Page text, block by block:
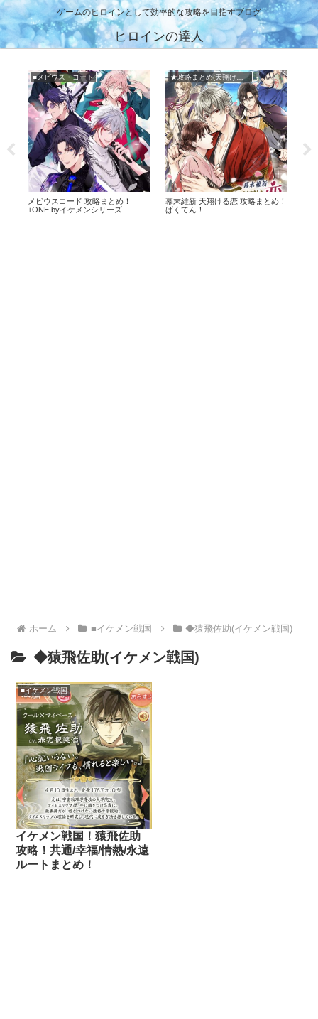
ゲームのヒロインとして効率的な攻略を目指すブログ
ヒロインの達人
■メビウス・コード
メビウスコード 攻略まとめ！
+ONE byイケメンシリーズ
幕末維新 天翔ける恋 攻略まとめ！
ばくてん！
ホーム ■イケメン戦国 ◆猿飛佐助(イケメン戦国)
◆猿飛佐助(イケメン戦国)
■イケメン戦国
イケメン戦国！猿飛佐助
攻略！共通/幸福/情熱/永遠
ルートまとめ！